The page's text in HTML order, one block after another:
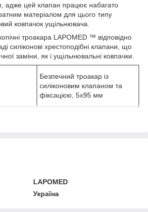
адже цей клапан працює набагато
матеріалом для цього типу
ковпачок ущільнювача.
троакара LAPOMED ™ відповідно
силіконові хрестоподібні клапани, що
заміни, як і ущільнювальні ковпачки.
Безпечний троакар із
силіконовим клапаном та
фіксацією, 5х95 мм
LAPOMED
Україна